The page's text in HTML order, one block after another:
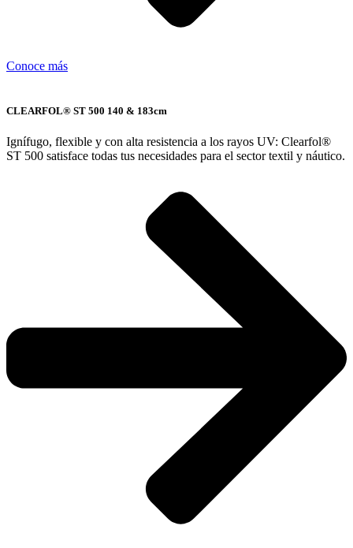
Conoce más
CLEARFOL® ST 500 140 & 183cm
Ignífugo, flexible y con alta resistencia a los rayos UV: Clearfol®
ST 500 satisface todas tus necesidades para el sector textil y náutico.